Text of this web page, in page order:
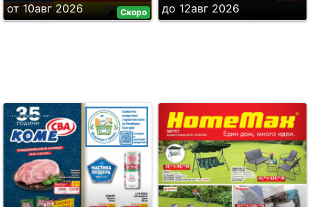
Скоро
от 10авг 2026 до 12авг 2026